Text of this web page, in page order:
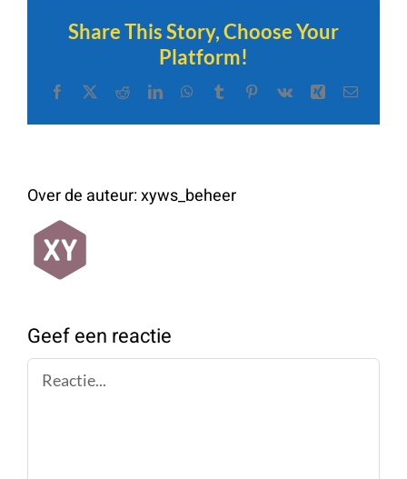
Share This Story, Choose Your
Platform!
Facebook
X RedditLinkedInWhatsApp
TumblrPinterest
Vk Xing E-
Over de auteur:xyws_beheer
Geef een reactie
Reactie